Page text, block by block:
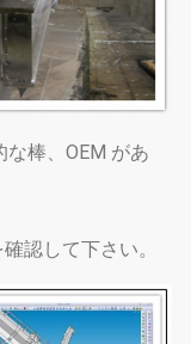
棒、OEM があ
認して下さい。